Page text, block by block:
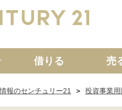
新築一戸建て 中古
借りる 売
報のセンチュリー21 投資事業用